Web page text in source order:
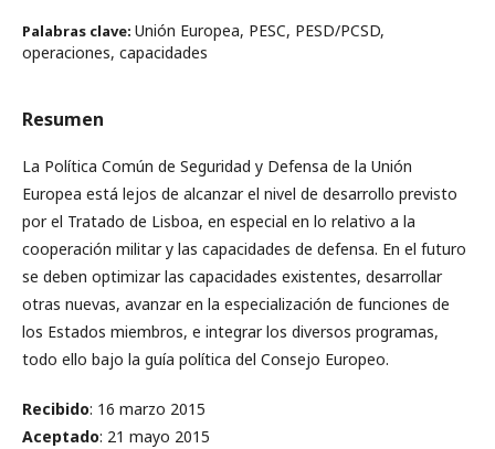
Palabras clave: Unión Europea, PESC, PESD/PCSD,
operaciones, capacidades
Resumen
La Política Común de Seguridad y Defensa de la Unión
Europea está lejos de alcanzar el nivel de desarrollo previsto
por el Tratado de Lisboa, en especial en lo relativo a la
cooperación militar y las capacidades de defensa. En el futuro
se deben optimizar las capacidades existentes, desarrollar
otras nuevas, avanzar en la especialización de funciones de
los Estados miembros, e integrar los diversos programas,
todo ello bajo la guía política del Consejo Europeo.
Recibido: 16 marzo 2015
Aceptado: 21 mayo 2015